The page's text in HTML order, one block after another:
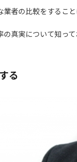
者の比較をすること
真実について知っ
る